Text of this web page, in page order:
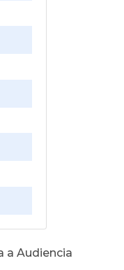
a Audiencia